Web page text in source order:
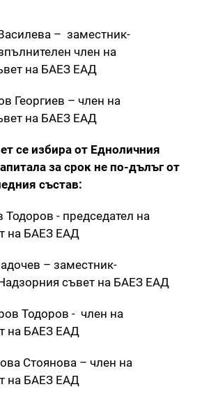
– заместник-
член на
на БАЕЗ ЕАД
Георгиев – член на
на БАЕЗ ЕАД
се избира от Едноличния
за срок не по-дълъг от
състав:
- председател на
на БАЕЗ ЕАД
– заместник-
съвет на БАЕЗ ЕАД
Тодоров - член на
на БАЕЗ ЕАД
Стоянова – член на
на БАЕЗ ЕАД